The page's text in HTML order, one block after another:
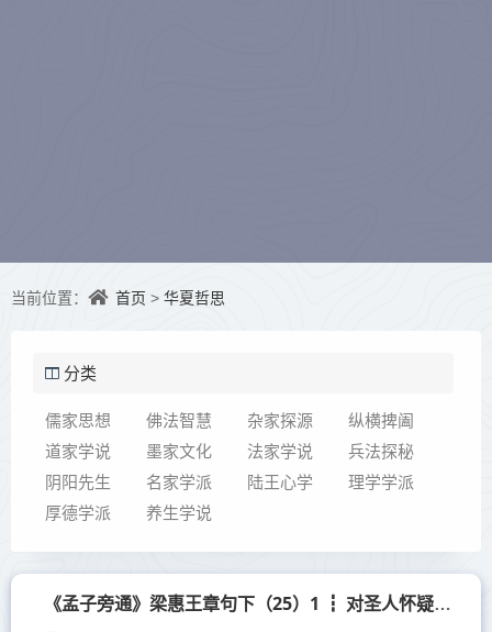
当前位置： 首页 > 华夏哲思
分类
儒家思想 佛法智慧 杂家探源
纵横捭阖
道家学说
墨家文化 法家学说
兵法探秘
阴阳先生
名家学派 陆王心学
理学学派
厚德学派
养生学说
《孟子旁通》梁惠王章句下（25）1 ┇ 对圣人怀疑的趣话 ?